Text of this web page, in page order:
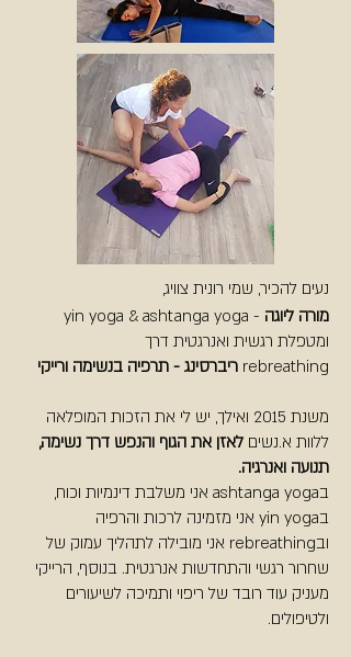
נעים להכיר, שמי רונית צוויג,
מורה ליוגה - yin yoga & ashtanga yoga
ומטפלת רגשית ואנרגטית דרך
rebreathing ריברסינג - תרפיה בנשימה ורייקי
משנת 2015 ואילך, יש לי את הזכות המופלאה
ללוות א.נשים לאזן את הגוף והנפש דרך נשימה,
תנועה ואנרגיה.
בashtanga yoga אני משלבת דינמיות וכוח,
בyin yoga אני מזמינה לרכות והרפיה
ובrebreathing אני מובילה לתהליך עמוק של
שחרור רגשי והתחדשות אנרגטית. בנוסף, הרייקי
מעניק עוד רובד של ריפוי ותמיכה לשיעורים
ולטיפולים.